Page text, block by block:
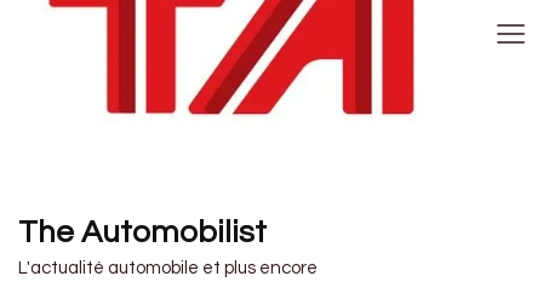
The Automobilist
L'actualité automobile et plus encore